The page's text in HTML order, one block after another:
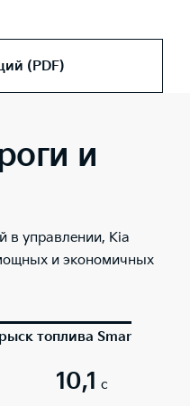
(PDF)
и
в управлении, Kia
и экономичных
топлива
10,1 с